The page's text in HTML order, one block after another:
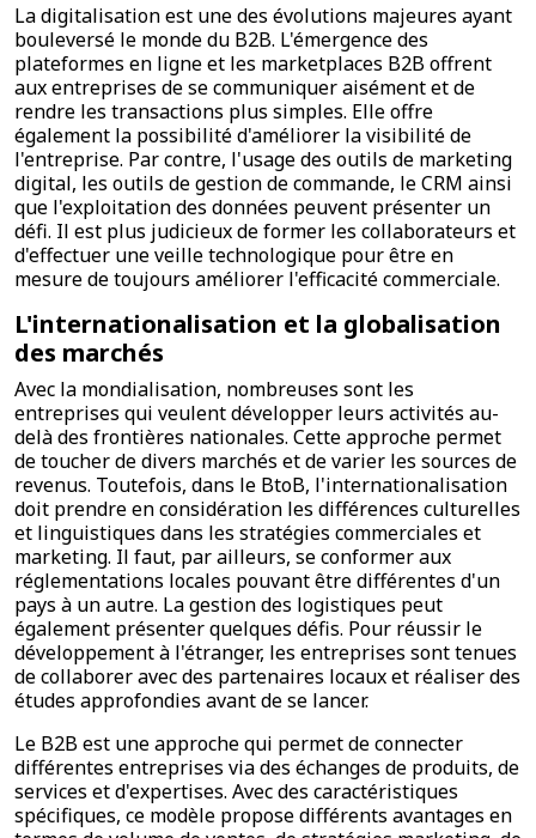
La digitalisation est une des évolutions majeures ayant
bouleversé le monde du B2B. L'émergence des
plateformes en ligne et les marketplaces B2B offrent
aux entreprises de se communiquer aisément et de
rendre les transactions plus simples. Elle offre
également la possibilité d'améliorer la visibilité de
l'entreprise. Par contre, l'usage des outils de marketing
digital, les outils de gestion de commande, le CRM ainsi
que l'exploitation des données peuvent présenter un
défi. Il est plus judicieux de former les collaborateurs et
d'effectuer une veille technologique pour être en
mesure de toujours améliorer l'efficacité commerciale.
L'internationalisation et la globalisation
des marchés
Avec la mondialisation, nombreuses sont les
entreprises qui veulent développer leurs activités au-
delà des frontières nationales. Cette approche permet
de toucher de divers marchés et de varier les sources de
revenus. Toutefois, dans le BtoB, l'internationalisation
doit prendre en considération les différences culturelles
et linguistiques dans les stratégies commerciales et
marketing. Il faut, par ailleurs, se conformer aux
réglementations locales pouvant être différentes d'un
pays à un autre. La gestion des logistiques peut
également présenter quelques défis. Pour réussir le
développement à l'étranger, les entreprises sont tenues
de collaborer avec des partenaires locaux et réaliser des
études approfondies avant de se lancer.
Le B2B est une approche qui permet de connecter
différentes entreprises via des échanges de produits, de
services et d'expertises. Avec des caractéristiques
spécifiques, ce modèle propose différents avantages en